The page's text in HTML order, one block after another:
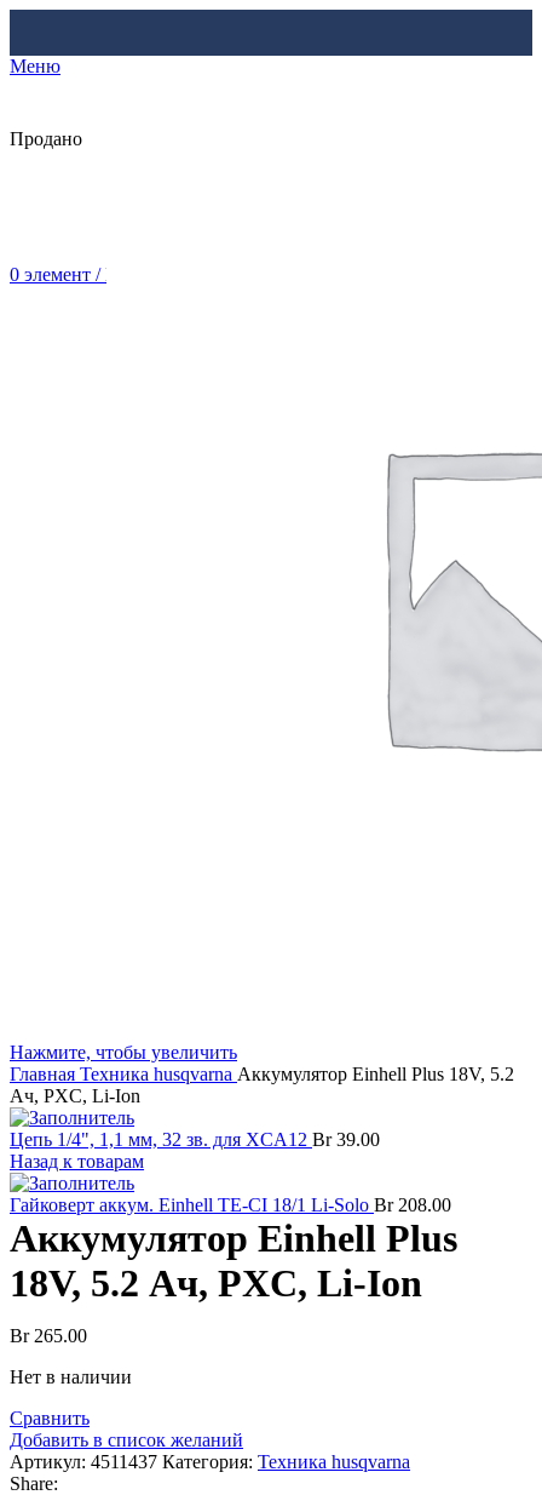
Меню
0 элемент / Br
Продано
Нажмите, чтобы увеличить
Главная Техника husqvarna Аккумулятор Einhell Plus 18V, 5.2
Ач, PXC, Li-Ion
Цепь 1/4", 1,1 мм, 32 зв. для XCA12 Br39.00
Назад к товарам
Гайковерт аккум. Einhell TE-CI 18/1 Li-Solo Br208.00
Аккумулятор Einhell Plus
18V, 5.2 Ач, PXC, Li-Ion
Br265.00
Нет в наличии
Сравнить
Добавить в список желаний
Артикул: 4511437 Категория: Техника husqvarna
Share: